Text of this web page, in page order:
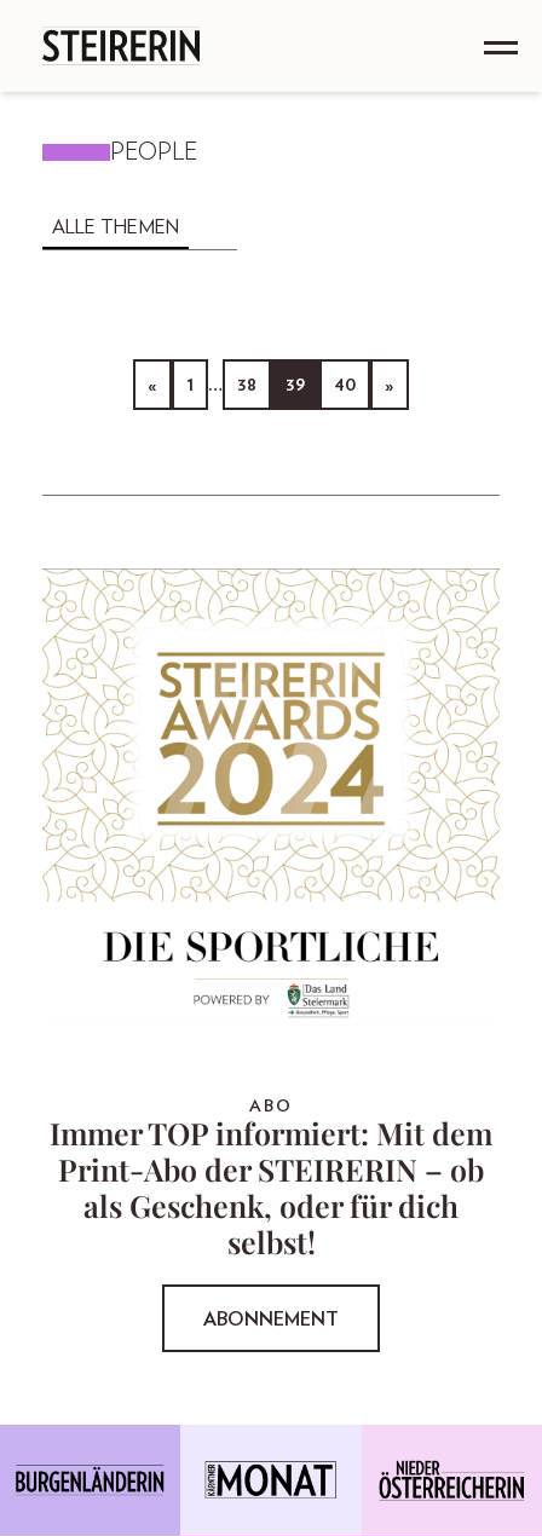
PEOPLE
ALLE THEMEN
« 1 … 38 39 40 »
ABO
Immer TOP informiert: Mit dem
Print-Abo der STEIRERIN – ob
als Geschenk, oder für dich
selbst!
ABONNEMENT